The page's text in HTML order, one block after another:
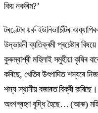
কিয় নকৰিম?’
টৰণ্টোৰ য়ৰ্ক ইউনিভাৰ্চিটিৰ
উদ্ভাৱনী ব্যতিক্ৰমী প্ৰচেষ্টাৰ
কুৰুম্বাশ্ৰী মহিলাই সমুহীয়া কৃষিৰ
কৰিছে, খেতিৰ উৎপাদিত শস্যৰে
শস্য স্থানীয় বজাৰত বিক্ৰী
অংশগ্ৰহণ বৃদ্ধি হৈছে… (আৰু)